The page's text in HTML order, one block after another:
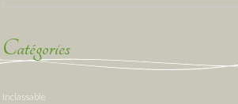
Catégories
Inclassable